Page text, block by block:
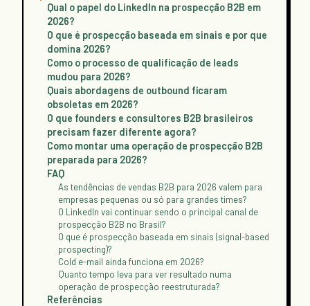
Qual o papel do LinkedIn na prospecção B2B em
2026?
O que é prospecção baseada em sinais e por que
domina 2026?
Como o processo de qualificação de leads
mudou para 2026?
Quais abordagens de outbound ficaram
obsoletas em 2026?
O que founders e consultores B2B brasileiros
precisam fazer diferente agora?
Como montar uma operação de prospecção B2B
preparada para 2026?
FAQ
As tendências de vendas B2B para 2026 valem para
empresas pequenas ou só para grandes times?
O LinkedIn vai continuar sendo o principal canal de
prospecção B2B no Brasil?
O que é prospecção baseada em sinais (signal-based
prospecting)?
Cold e-mail ainda funciona em 2026?
Quanto tempo leva para ver resultado numa
operação de prospecção reestruturada?
Referências